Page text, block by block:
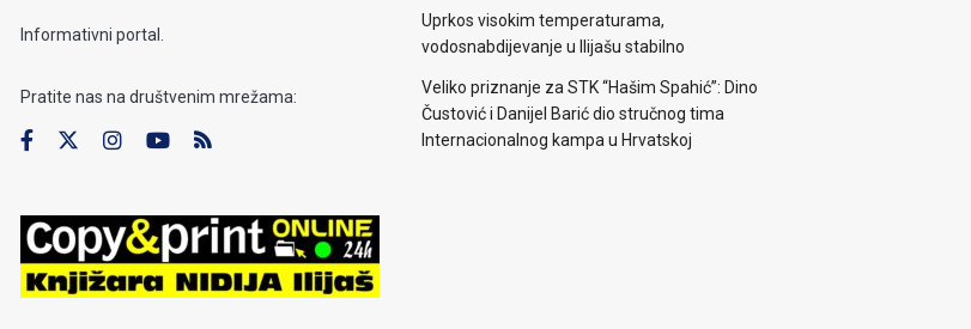
Informativni portal.
Pratite nas na društvenim mrežama:
Uprkos visokim temperaturama,
vodosnabdijevanje u Ilijašu stabilno
Veliko priznanje za STK “Hašim Spahić”: Dino
Čustović i Danijel Barić dio stručnog tima
Internacionalnog kampa u Hrvatskoj